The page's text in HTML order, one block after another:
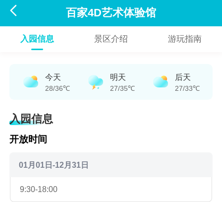
 百家4D艺术体验馆
入园信息 景区介绍 游玩指南
今天
28/36℃
明天
27/35℃
后天
27/33℃
入园信息
开放时间
01月01日-12月31日
9:30-18:00